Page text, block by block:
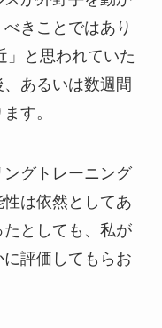
きことではあり
」と思われていた
あるいは数週間
す。
グトレーニング
は依然としてあ
としても、私が
評価してもらお